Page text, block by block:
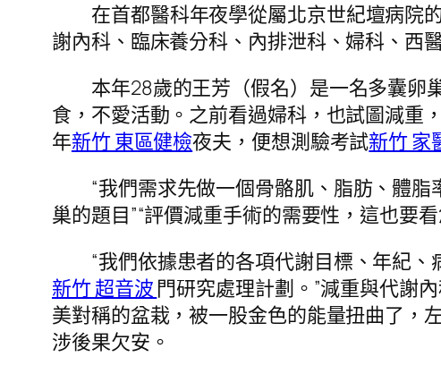
在首都醫科年夜學從屬北京世紀壇病院
謝內科、臨床養分科、內排泄科、婦科、西
本年28歲的王芳（假名）是一名多囊卵
食，不愛活動。之前看過婦科，也試圖減重
年新竹 東區健檢夜夫，便想測驗考試新竹 家
“我們需求先做一個骨骼肌、脂肪、體
巢的題目”“評價減重手術的需要性，這也要
“我們依據患者的各項代謝目標、年紀
新竹 超音波 門研究處理計劃。”減重與代謝
美對稱的盆栽，被一股金色的能量扭曲了，
涉後果欠安。